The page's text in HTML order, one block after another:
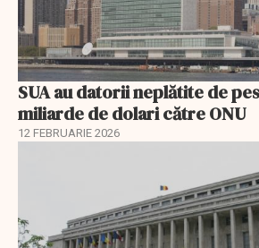
SUA au datorii neplătite de
miliarde de dolari către ONU
12 FEBRUARIE 2026